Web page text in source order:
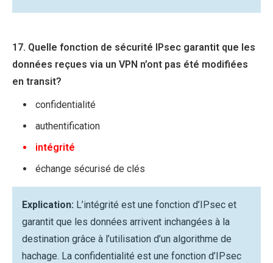
17. Quelle fonction de sécurité IPsec garantit que les
données reçues via un VPN n’ont pas été modifiées
en transit?
confidentialité
authentification
intégrité
échange sécurisé de clés
Explication: L’intégrité est une fonction d’IPsec et
garantit que les données arrivent inchangées à la
destination grâce à l’utilisation d’un algorithme de
hachage. La confidentialité est une fonction d’IPsec